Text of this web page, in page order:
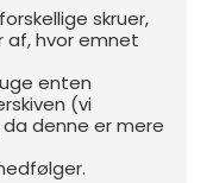
skruer,
hvor emnet
enten
(vi
denne er mere